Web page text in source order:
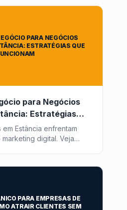
PARA NEGÓCIOS
ESTRATÉGIAS QUE
para Negócios
Estratégias
Estância enfrentam
digital. Veja
PARA EMPRESAS DE
ATRAIR CLIENTES SEM